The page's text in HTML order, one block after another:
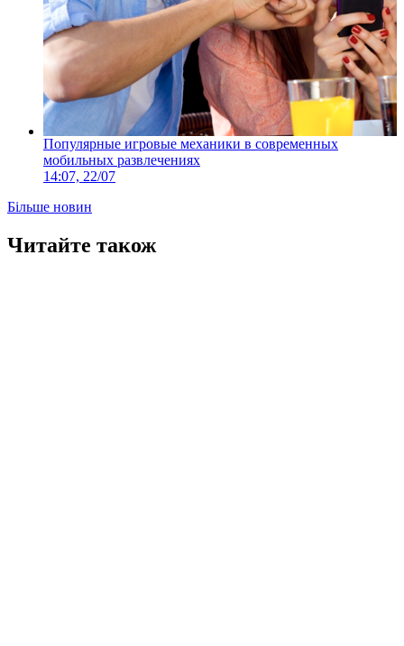
Популярные игровые механики в современных
мобильных развлечениях
14:07, 22/07
Більше новин
Читайте також